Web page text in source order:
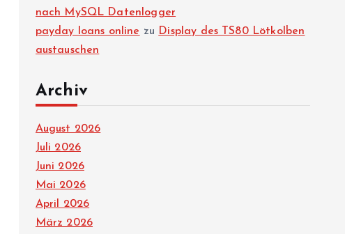
nach MySQL Datenlogger
payday loans online zu Display des TS80 Lötkolben
austauschen
Archiv
August 2026
Juli 2026
Juni 2026
Mai 2026
April 2026
März 2026